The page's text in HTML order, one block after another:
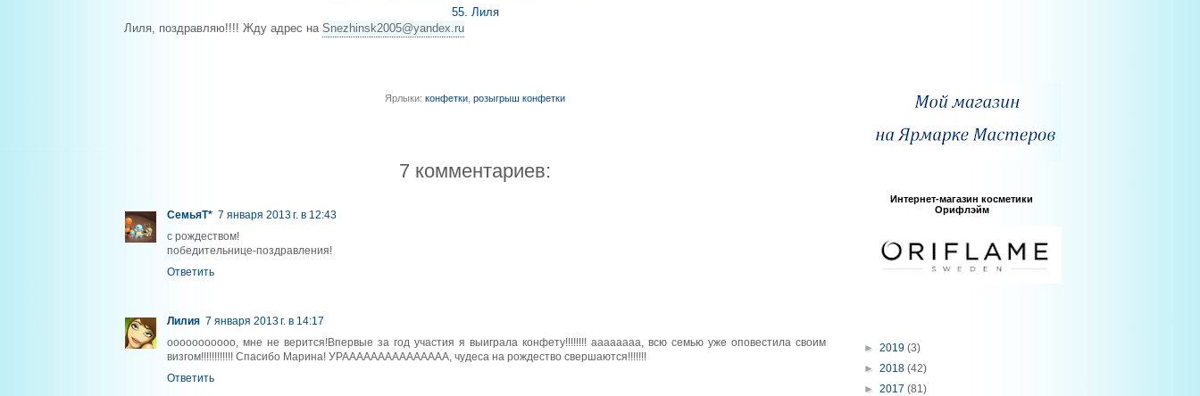
55. Лиля
Лиля, поздравляю!!!! Жду адрес на Snezhinsk2005@yandex.ru
Ярлыки: конфетки розыгрыш конфетки
7 комментариев:
СемьяТ* 7 января 2013 г. в 12:43
c рождеством!
победительнице-поздравления!
Ответить
Лилия 7 января 2013 г. в 14:17
ооооооооооо, мне не верится!Впервые за год участия я выиграла конфету!!!!!!!! аааааааа, всю семью уже оповестила своим
визгом!!!!!!!!!!!! Спасибо Марина! УРААААААААААААААА, чудеса на рождество свершаются!!!!!!!
Ответить
Интернет-магазин косметики
Орифлэйм
► 2019 (3)
► 2018 (42)
► 2017 (81)